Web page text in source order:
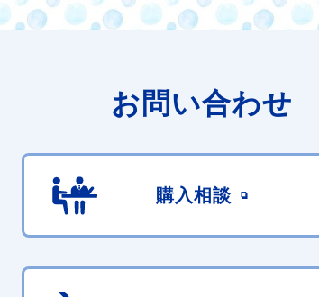
お問い合わせ
購入相談